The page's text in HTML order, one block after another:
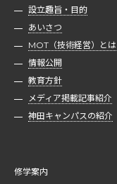
設立趣旨・目的
あいさつ
MOT（技術経営）とは
情報公開
教育方針
メディア掲載記事紹介
神田キャンパスの紹介
修学案内